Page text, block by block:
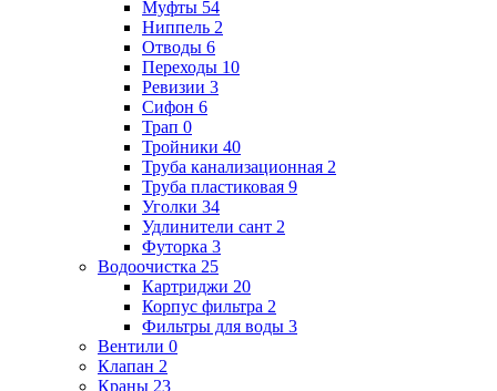
Муфты 54
Ниппель 2
Отводы 6
Переходы 10
Ревизии 3
Сифон 6
Трап 0
Тройники 40
Труба канализационная 2
Труба пластиковая 9
Уголки 34
Удлинители сант 2
Футорка 3
Водоочистка 25
Картриджи 20
Корпус фильтра 2
Фильтры для воды 3
Вентили 0
Клапан 2
Краны 23